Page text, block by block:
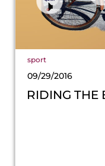
sport
09/29/2016
RIDING THE